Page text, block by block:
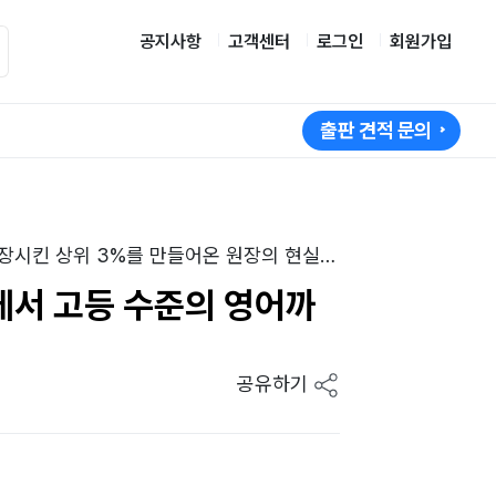
공지사항 고객센터 로그인 회원가입
출판 견적 문의
시킨 상위 3%를 만들어온 원장의 현실
고등 수준의 영어까
공유하기